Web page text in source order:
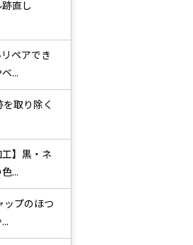
直し
ペアでき
...
取り除く
工】黒・ネ
...
ップのほつ